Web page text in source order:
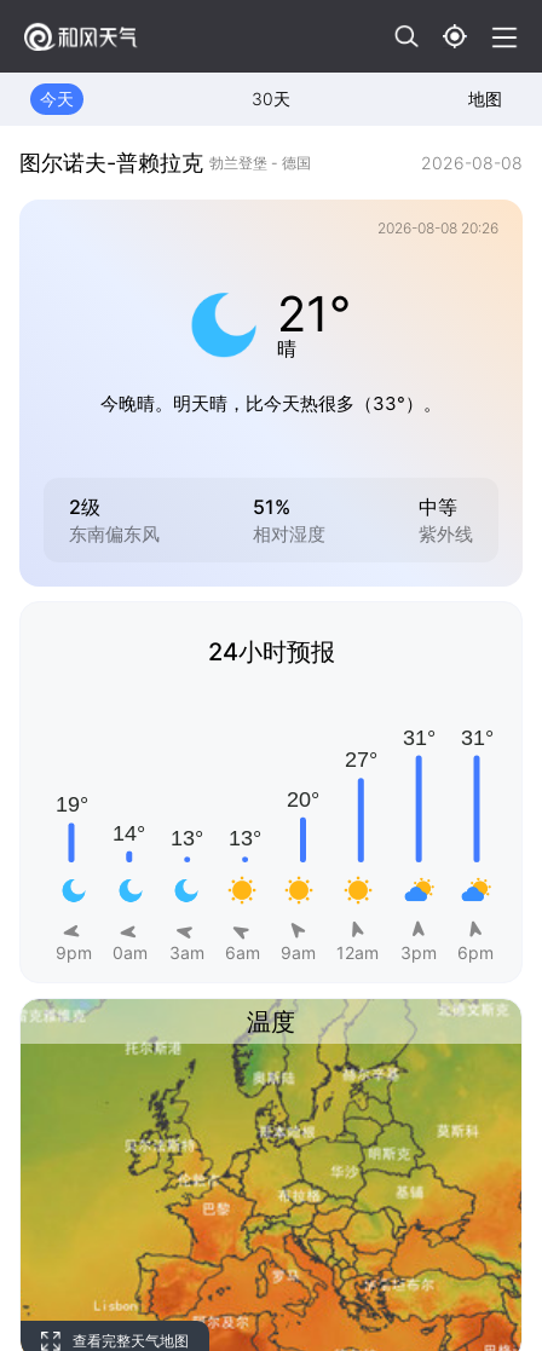
今天 30天 地图
图尔诺夫-普赖拉克 勃兰登堡 - 德国 2026-08-08
2026-08-08 20:26
21°
晴
今晚晴。明天晴，比今天热很多（33°）。
2级
东南偏东风
51%
相对湿度
中等
紫外线
24小时预报
9pm 0am 3am 6am 9am 12am 3pm 6pm
温度
查看完整天气地图